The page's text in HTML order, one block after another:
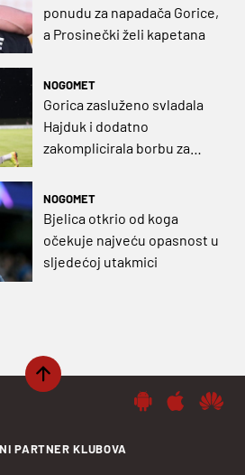
ponudu za napadača Gorice,
a Prosinečki želi kapetana
NOGOMET
Gorica zasluženo svladala
Hajduk i dodatno
zakomplicirala borbu za
NOGOMET
Bjelica otkrio od koga
očekuje najveću opasnost u
sljedećoj utakmici
PARTNER KLUBOVA